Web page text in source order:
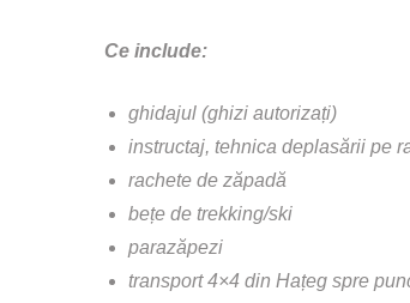
Ce include:
ghidajul (ghizi autorizați)
instructaj, tehnica deplasării pe
rachete de zăpadă
bețe de trekking/ski
parazăpezi
transport 4×4 din Hațeg spre